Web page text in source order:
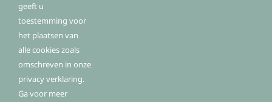
Privacy Policy
geeft u
toestemming voor
het plaatsen van
alle cookies zoals
omschreven in onze
privacy verklaring.
Ga voor meer